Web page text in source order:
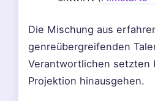
Die Mischung aus
genreübergreifenden
Verantwortlichen setzten
Projektion hinausgehen.